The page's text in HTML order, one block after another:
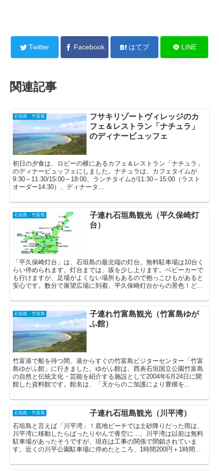
Twitter Facebook はてブ LINE
関連記事
石垣島・竹富島
フサキリゾートヴィレッジのカ
フェ＆レストラン「ナチュラ」
のディナービュッフェ
初日の夕食は、ロビーの横にあるカフェ＆レストラン「ナチュラ」
のディナービュッフェにしました。ナチュラは、カフェタイムが
9:30～11:30/15:00～18:00、ランチタイムが11:30～15:00（ラスト
オーダー14:30）、ディナータ...
石垣島・竹富島
子連れ石垣島観光（平久保崎灯
台）
「平久保崎灯台」は、石垣島の最北端の灯台。無料駐車場は10台く
らい停められます。灯台までは、坂を少し上ります。ベビーカーで
も行けますが、足場がよくない場所もあるので抱っこひもがあると
安心です。数分で展望広場に到着。平久保崎灯台からの景色！ど...
石垣島・竹富島
子連れ竹富島観光（竹富島ゆが
ふ館）
竹富港で船を待つ間、港からすぐの竹富島ビジターセンター「竹富
島ゆがふ館」に行きました。ゆがふ館は、西表石垣国立公園竹富島
の自然と伝統文化・芸能を紹介する施設として2004年6月24日に開
館した資料館です。館名は、「天からのご加護により豊穣を...
石垣島・竹富島 子連れ石垣島観光（川平湾）
石垣島と言えば「川平湾」！底地ビーチでは土砂降りだった雨は、
川平湾に移動したらぱったりやんで青空に…。川平湾は以前は無料
駐車場があったそうですが、現在は工事の関係で閉鎖されていま
す。近くの川平公園駐車場に停めたところ、1時間200円＋1時間...